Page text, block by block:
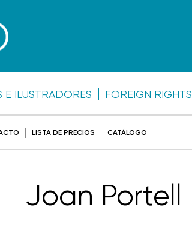
E ILUSTRADORES FOREIGN RIGHTS
LISTA DE PRECIOS CATÁLOGO
Joan Portell